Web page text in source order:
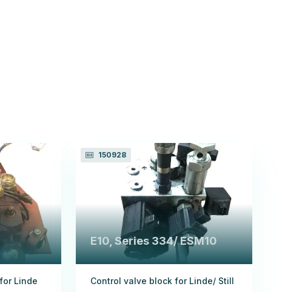
Linde
150928
E10, Series 334/ ESM10
Control valve block for Linde/ Still